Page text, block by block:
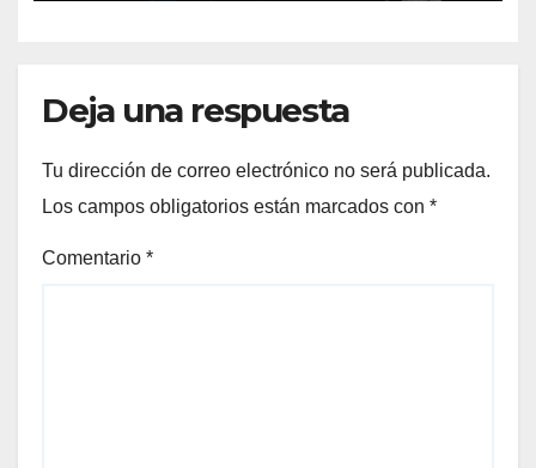
Deja una respuesta
Tu dirección de correo electrónico no será publicada.
Los campos obligatorios están marcados con *
Comentario *